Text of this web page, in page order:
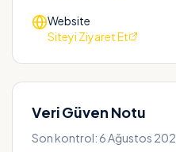
Website
Siteyi Ziyaret Et
Veri Güven Notu
Son kontrol: 6 Ağustos